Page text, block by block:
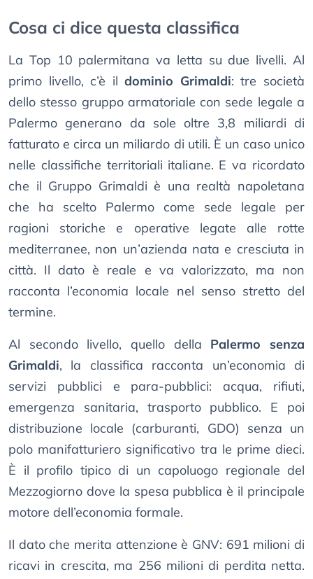
Cosa ci dice questa classifica
La Top 10 palermitana va letta su due livelli. Al
primo livello, c’è ildominio Grimaldi: tre società
dello stesso gruppo armatoriale con sede legale a
Palermo generano da sole oltre 3,8 miliardi di
fatturato e circa un miliardo di utili. È un caso unico
nelle classifiche territoriali italiane. E va ricordato
che il Gruppo Grimaldi è una realtà napoletana
che ha scelto Palermo come sede legale per
ragioni storiche e operative legate alle rotte
mediterranee, non un’azienda nata e cresciuta in
città. Il dato è reale e va valorizzato, ma non
racconta l’economia locale nel senso stretto del
termine.
Al secondo livello, quello della Palermo senza
Grimaldi, la classifica racconta un’economia di
servizi pubblici e para-pubblici: acqua, rifiuti,
emergenza sanitaria, trasporto pubblico. E poi
distribuzione locale (carburanti, GDO) senza un
polo manifatturiero significativo tra le prime dieci.
È il profilo tipico di un capoluogo regionale del
Mezzogiorno dove la spesa pubblica è il principale
motore dell’economia formale.
Il dato che merita attenzione è GNV: 691 milioni di
ricavi in crescita, ma 256 milioni di perdita netta.